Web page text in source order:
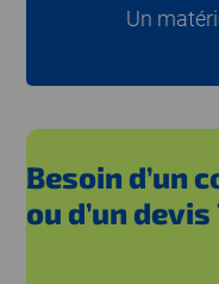
Un
Besoin d’un
ou d’un devis